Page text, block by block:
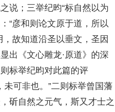
说；三举纪昀“标自然以为
“彦和则论文原于道，所以
故知道沿圣以垂文，圣因
出《文心雕龙·原道》的深
标举纪昀对此篇的评
未可非也。”二则标举曾国藩
斫自然之元气，斯又才士之